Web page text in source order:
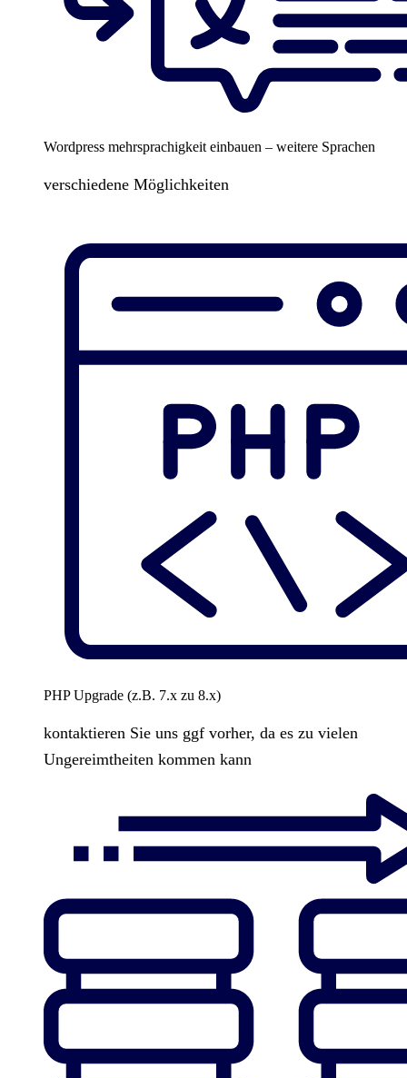
Wordpress mehrsprachigkeit einbauen – weitere Sprachen
verschiedene Möglichkeiten
PHP Upgrade (z.B. 7.x zu 8.x)
kontaktieren Sie uns ggf vorher, da es zu vielen
Ungereimtheiten kommen kann